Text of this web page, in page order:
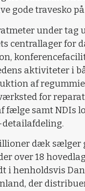
gode travesko
under tag
centrallager for
aktiviteter i
af
for
fælge samt NDIs
dæk sælger
over 18
i henholdsvis
der